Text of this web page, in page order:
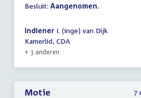
Besluit: Aangenomen.
Indiener I. (Inge) van Dijk
Kamerlid, CDA
+ 3 anderen
Motie 7